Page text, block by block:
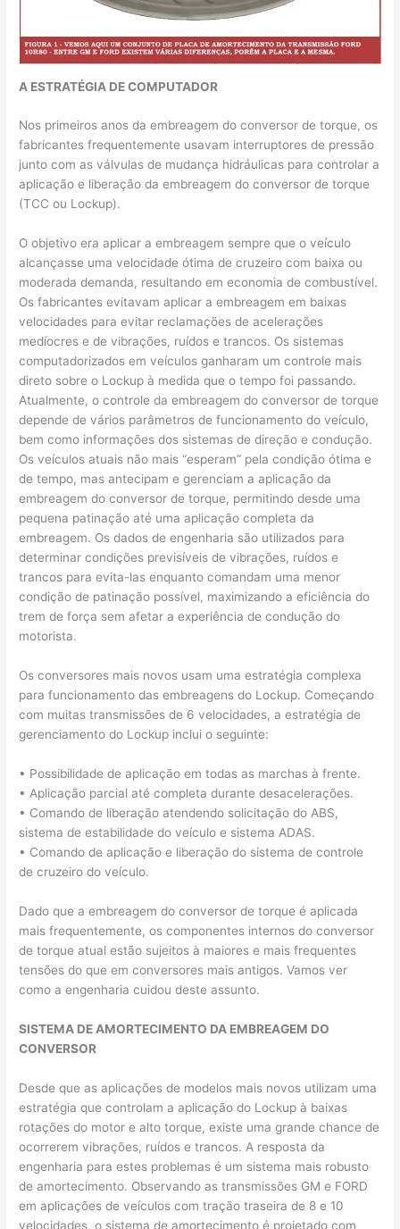
A ESTRATÉGIA DE COMPUTADOR
Nos primeiros anos da embreagem do conversor de torque, os
fabricantes frequentemente usavam interruptores de pressão
junto com as válvulas de mudança hidráulicas para controlar a
aplicação e liberação da embreagem do conversor de torque
(TCC ou Lockup).
O objetivo era aplicar a embreagem sempre que o veículo
alcançasse uma velocidade ótima de cruzeiro com baixa ou
moderada demanda, resultando em economia de combustível.
Os fabricantes evitavam aplicar a embreagem em baixas
velocidades para evitar reclamações de acelerações
medíocres e de vibrações, ruídos e trancos. Os sistemas
computadorizados em veículos ganharam um controle mais
direto sobre o Lockup à medida que o tempo foi passando.
Atualmente, o controle da embreagem do conversor de torque
depende de vários parâmetros de funcionamento do veículo,
bem como informações dos sistemas de direção e condução.
Os veículos atuais não mais “esperam” pela condição ótima e
de tempo, mas antecipam e gerenciam a aplicação da
embreagem do conversor de torque, permitindo desde uma
pequena patinação até uma aplicação completa da
embreagem. Os dados de engenharia são utilizados para
determinar condições previsíveis de vibrações, ruídos e
trancos para evita-las enquanto comandam uma menor
condição de patinação possível, maximizando a eficiência do
trem de força sem afetar a experiência de condução do
motorista.
Os conversores mais novos usam uma estratégia complexa
para funcionamento das embreagens do Lockup. Começando
com muitas transmissões de 6 velocidades, a estratégia de
gerenciamento do Lockup inclui o seguinte:
• Possibilidade de aplicação em todas as marchas à frente.
• Aplicação parcial até completa durante desacelerações.
• Comando de liberação atendendo solicitação do ABS,
sistema de estabilidade do veículo e sistema ADAS.
• Comando de aplicação e liberação do sistema de controle
de cruzeiro do veículo.
Dado que a embreagem do conversor de torque é aplicada
mais frequentemente, os componentes internos do conversor
de torque atual estão sujeitos à maiores e mais frequentes
tensões do que em conversores mais antigos. Vamos ver
como a engenharia cuidou deste assunto.
SISTEMA DE AMORTECIMENTO DA EMBREAGEM DO
CONVERSOR
Desde que as aplicações de modelos mais novos utilizam uma
estratégia que controlam a aplicação do Lockup à baixas
rotações do motor e alto torque, existe uma grande chance de
ocorrerem vibrações, ruídos e trancos. A resposta da
engenharia para estes problemas é um sistema mais robusto
de amortecimento. Observando as transmissões GM e FORD
em aplicações de veículos com tração traseira de 8 e 10
velocidades, o sistema de amortecimento é projetado com